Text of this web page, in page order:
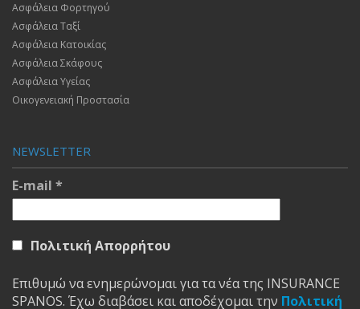
Ασφάλεια Φορτηγού
Ασφάλεια Ταξί
Ασφάλεια Κατοικίας
Ασφάλεια Σκάφους
Ασφάλεια Υγείας
Οικογενειακή Προστασία
NEWSLETTER
E-mail *
Πολιτική Απορρήτου
Επιθυμώ να ενημερώνομαι για τα νέα της INSURANCE
SPANOS. Έχω διαβάσει και αποδέχομαι την Πολιτική